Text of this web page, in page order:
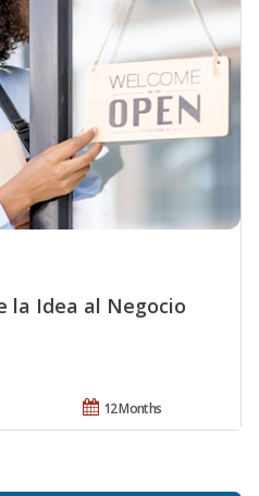
la Idea al Negocio
12 Months